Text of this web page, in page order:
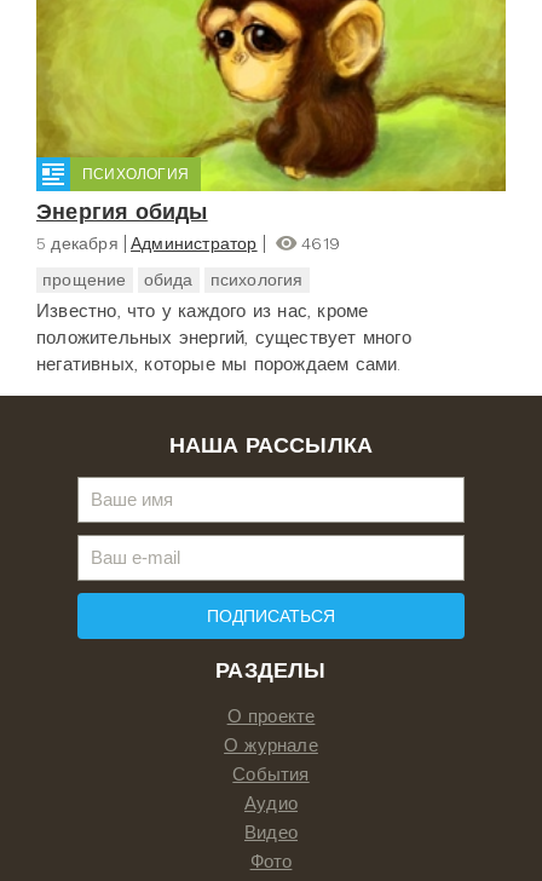
ПСИХОЛОГИЯ
Энергия обиды
5 декабря Администратор
4619
прощение
обида психология
Известно, что у каждого из нас, кроме
положительных энергий, существует много
негативных, которые мы порождаем сами.
РАЗДЕЛЫ
О проекте
О журнале
События
Аудио
Видео
Фото
НАША РАССЫЛКА
ПОДПИСАТЬСЯ